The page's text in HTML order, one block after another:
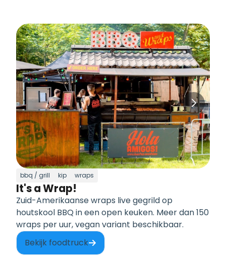
bbq / grill kip wraps
It's a Wrap!
Zuid-Amerikaanse wraps live gegrild op
houtskool BBQ in een open keuken. Meer dan 150
wraps per uur, vegan variant beschikbaar.
Bekijk foodtruck